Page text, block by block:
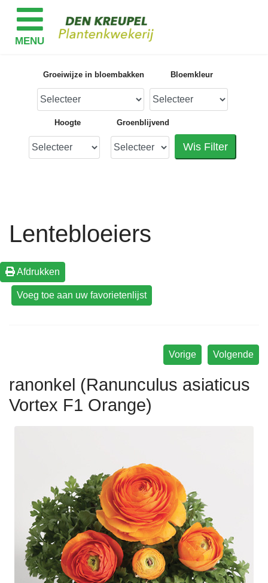
Groeiwijze in bloembakken Bloemkleur
Hoogte Groenblijvend
Wis Filter
Lentebloeiers
Afdrukken
Volgende
Vorige
ranonkel (Ranunculus asiaticus
Vortex F1 Orange)